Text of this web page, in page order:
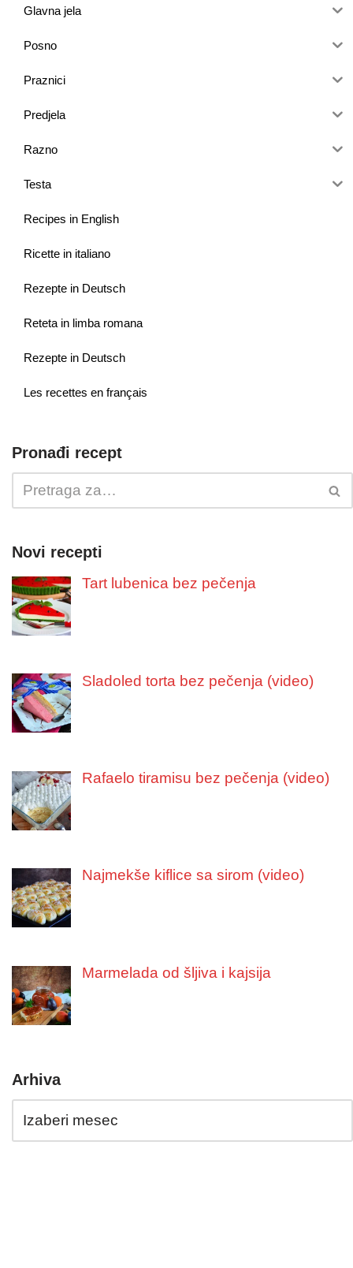
Glavna jela
Posno
Praznici
Predjela
Razno
Testa
Recipes in English
Ricette in italiano
Rezepte in Deutsch
Reteta in limba romana
Rezepte in Deutsch
Les recettes en français
Pronađi recept
Novi recepti
Tart lubenica bez pečenja
Sladoled torta bez pečenja (video)
Rafaelo tiramisu bez pečenja (video)
Najmekše kiflice sa sirom (video)
Marmelada od šljiva i kajsija
Arhiva